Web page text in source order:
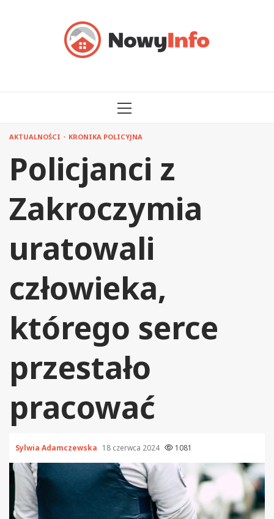
MENU
AKTUALNOŚCI KRONIKA POLICYJNA
Policjanci z
Zakroczymia
uratowali
człowieka,
którego serce
przestało
pracować
Sylwia Adamczewska 18 czerwca 2024 1081